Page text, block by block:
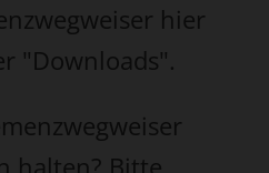
hier
"Downloads".
halten? Bitte